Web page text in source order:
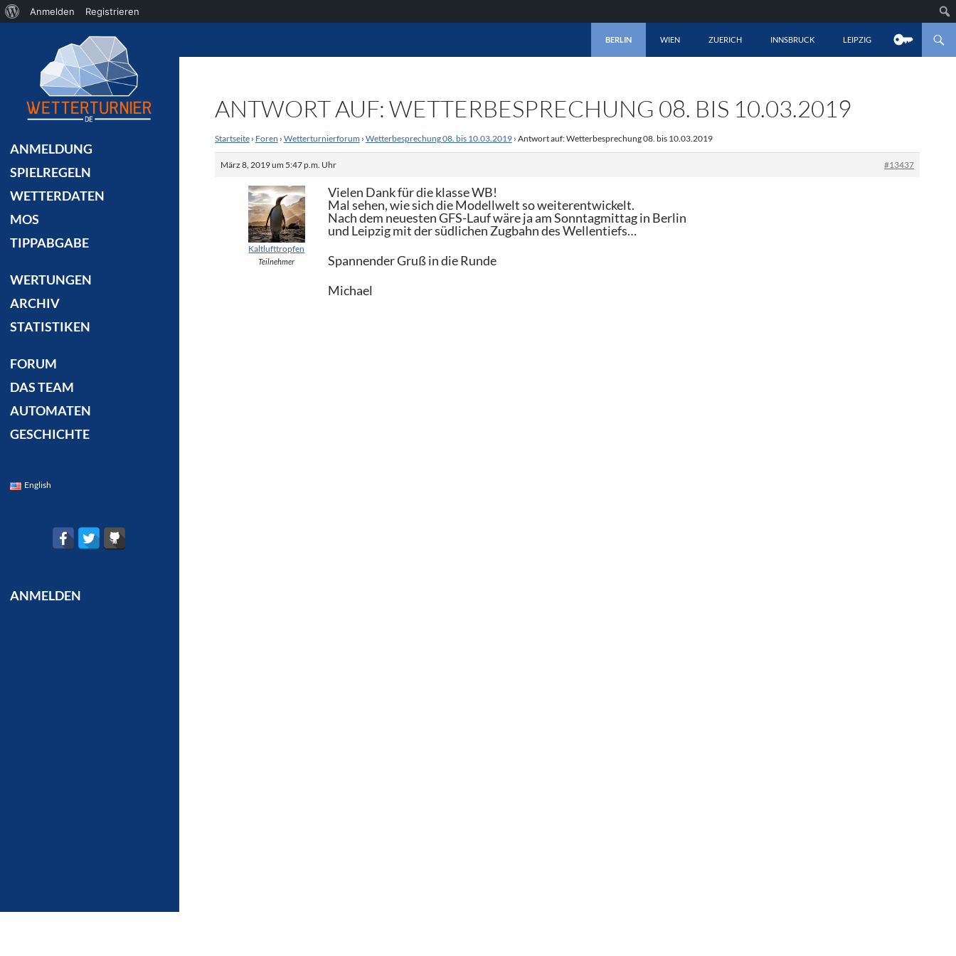
BERLIN
WIEN ZUERICH INNSBRUCK LEIPZIG
ANTWORT AUF: WETTERBESPRECHUNG 08. BIS 10.03.2019
Startseite › Foren › Wetterturnierforum › Wetterbesprechung 08. bis 10.03.2019 › Antwort auf: Wetterbesprechung 08. bis 10.03.2019
März 8, 2019 um 5:47 p.m. Uhr #13437
Kaltlufttropfen
Teilnehmer
Vielen Dank für die klasse WB!
Mal sehen, wie sich die Modellwelt so weiterentwickelt.
Nach dem neuesten GFS-Lauf wäre ja am Sonntagmittag in Berlin
und Leipzig mit der südlichen Zugbahn des Wellentiefs…
Spannender Gruß in die Runde
Michael
ANMELDUNG
SPIELREGELN
WETTERDATEN
MOS
TIPPABGABE
WERTUNGEN
ARCHIV
STATISTIKEN
FORUM
DAS TEAM
AUTOMATEN
GESCHICHTE
English
ANMELDEN
Über
Anmelden Registrieren